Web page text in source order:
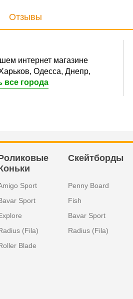
Отзывы
интернет магазине
Одесса, Днепр,
все города
Sport
Sport
(Fila)
Blade
Скейтборды
Penny Board
Fish
Bavar Sport
Radius (Fila)